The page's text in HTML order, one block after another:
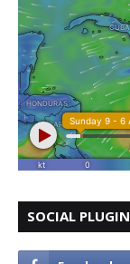
SOCIAL PLUGIN